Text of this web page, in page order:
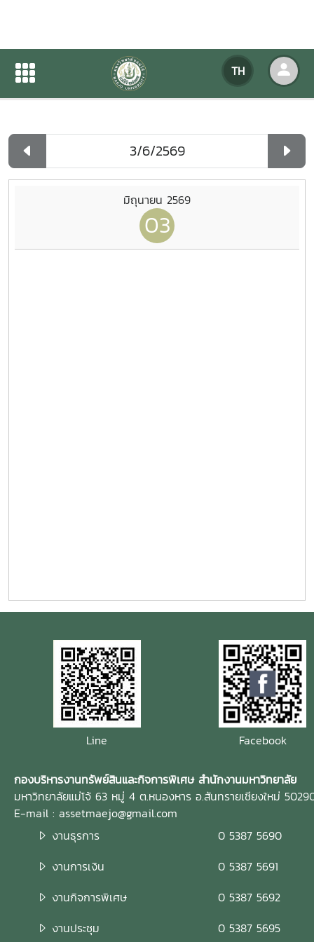
TH
ปฏิทินกิจกรรมของหน่วยงาน
ปฏิทินกิจกรรมของหน่วยงาน
มิถุนายน 2569
03
Line Facebook
กองบริหารงานทรัพย์สินและกิจการพิเศษ สำนักงานมหาวิทยาลัย
มหาวิทยาลัยแม่โจ้ 63 หมู่ 4 ต.หนองหาร อ.สันทรายเชียงใหม่
E-mail : assetmaejo@gmail.com
งานธุรการ
0 5387 5690
งานการเงิน
0 5387 5691
งานกิจการพิเศษ
0 5387 5692
งานประชุม
0 5387 5695